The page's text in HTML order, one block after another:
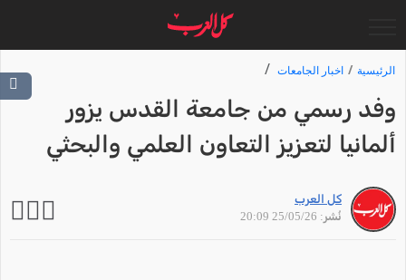
الرئيسية اخبار الجامعات
وفد رسمي من جامعة القدس يزور
ألمانيا لتعزيز التعاون العلمي والبحثي
كل العرب
نُشر: 25/05/26 20:09